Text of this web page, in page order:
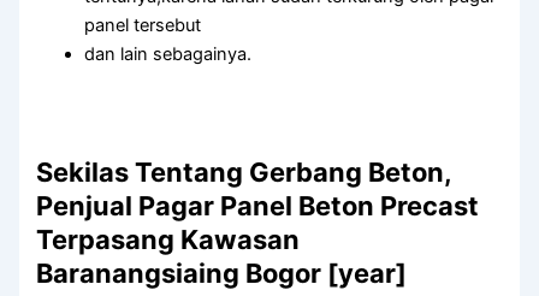
panel tersebut
dan lain sebagainya.
Sekilas Tentang Gerbang Beton,
Penjual Pagar Panel Beton Precast
Terpasang Kawasan
Baranangsiaing Bogor [year]